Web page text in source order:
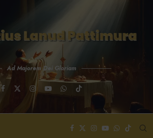
Ad Majorem Dei Gloriam